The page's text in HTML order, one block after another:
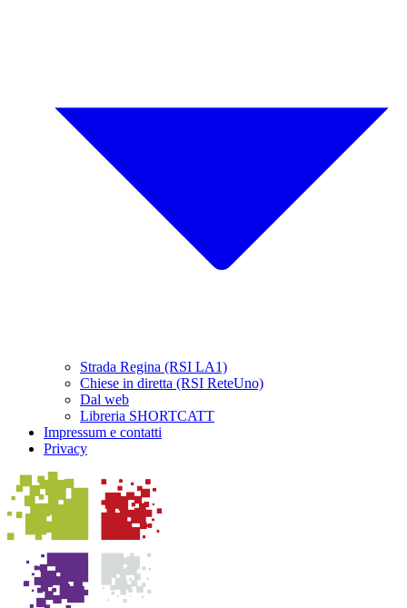
Strada Regina (RSI LA1)
Chiese in diretta (RSI ReteUno)
Dal web
Libreria SHORTCATT
Impressum e contatti
Privacy